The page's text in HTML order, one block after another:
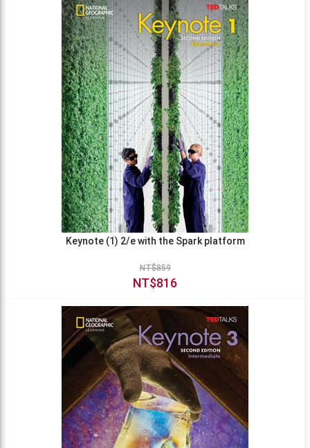
Keynote (1) 2/e with the Spark platform
NT$859
NT$816